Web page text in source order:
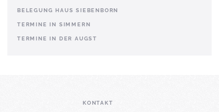
BELEGUNG HAUS SIEBENBORN
TERMINE IN SIMMERN
TERMINE IN DER AUGST
KONTAKT